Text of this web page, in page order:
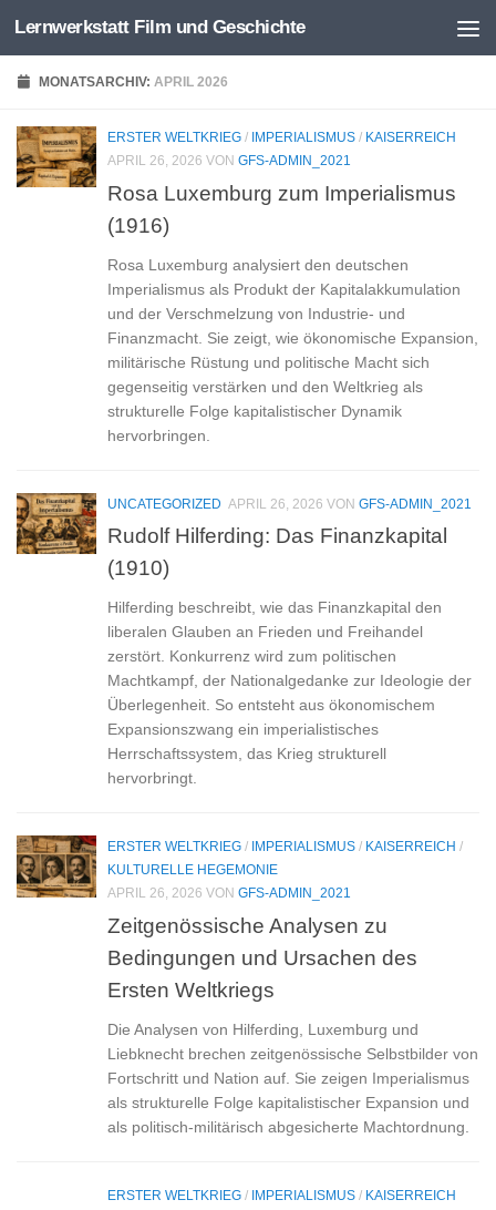
Zum Inhalt springen
Lernwerkstatt Film und Geschichte
MONATSARCHIV:APRIL 2026
ERSTER WELTKRIEG / IMPERIALISMUS / KAISERREICH
APRIL 26, 2026 VON GFS-ADMIN_2021
Rosa Luxemburg zum Imperialismus
(1916)
Rosa Luxemburg analysiert den deutschen
Imperialismus als Produkt der Kapitalakkumulation
und der Verschmelzung von Industrie‑ und
Finanzmacht. Sie zeigt, wie ökonomische Expansion,
militärische Rüstung und politische Macht sich
gegenseitig verstärken und den Weltkrieg als
strukturelle Folge kapitalistischer Dynamik
hervorbringen.
UNCATEGORIZED APRIL 26, 2026 VON GFS-ADMIN_2021
Rudolf Hilferding: Das Finanzkapital
(1910)
Hilferding beschreibt, wie das Finanzkapital den
liberalen Glauben an Frieden und Freihandel
zerstört. Konkurrenz wird zum politischen
Machtkampf, der Nationalgedanke zur Ideologie der
Überlegenheit. So entsteht aus ökonomischem
Expansionszwang ein imperialistisches
Herrschaftssystem, das Krieg strukturell
hervorbringt.
ERSTER WELTKRIEG / IMPERIALISMUS / KAISERREICH /
KULTURELLE HEGEMONIE
APRIL 26, 2026 VON GFS-ADMIN_2021
Zeitgenössische Analysen zu
Bedingungen und Ursachen des
Ersten Weltkriegs
Die Analysen von Hilferding, Luxemburg und
Liebknecht brechen zeitgenössische Selbstbilder von
Fortschritt und Nation auf. Sie zeigen Imperialismus
als strukturelle Folge kapitalistischer Expansion und
als politisch‑militärisch abgesicherte Machtordnung.
ERSTER WELTKRIEG / IMPERIALISMUS / KAISERREICH